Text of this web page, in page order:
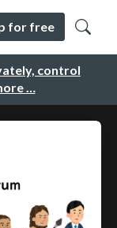
control
…
for free